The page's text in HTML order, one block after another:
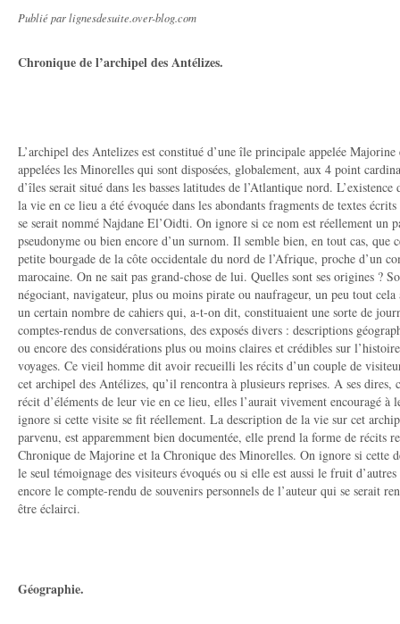
Publié par lignesdesuite.over-blog.com
Chronique de l’archipel des Antélizes.
L’archipel des Antelizes est constitué d’une île principale appelée Majorine
appelées les Minorelles qui sont disposées, globalement, aux 4 point
d’îles serait situé dans les basses latitudes de l’Atlantique nord.
la vie en ce lieu a été évoquée dans les abondants fragments de textes
se serait nommé Najdane El’Oidti. On ignore si ce nom est réellement un
pseudonyme ou bien encore d’un surnom. Il semble bien, en tout cas, que
petite bourgade de la côte occidentale du nord de l’Afrique, proche d’un
marocaine. On ne sait pas grand-chose de lui. Quelles sont ses origines ?
négociant, navigateur, plus ou moins pirate ou naufrageur, un peu tout
un certain nombre de cahiers qui, a-t-on dit, constituaient une sorte de
comptes-rendus de conversations, des exposés divers : descriptions
ou encore des considérations plus ou moins claires et crédibles sur
voyages. Ce vieil homme dit avoir recueilli les récits d’un couple de
cet archipel des Antélizes, qu’il rencontra à plusieurs reprises. A ses dires,
récit d’éléments de leur vie en ce lieu, elles l’aurait vivement encouragé
ignore si cette visite se fit réellement. La description de la vie sur cet
parvenu, est apparemment bien documentée, elle prend la forme de récits
Chronique de Majorine et la Chronique des Minorelles. On ignore si cette
le seul témoignage des visiteurs évoqués ou si elle est aussi le fruit
encore le compte-rendu de souvenirs personnels de l’auteur qui se serait
être éclairci.
Géographie.